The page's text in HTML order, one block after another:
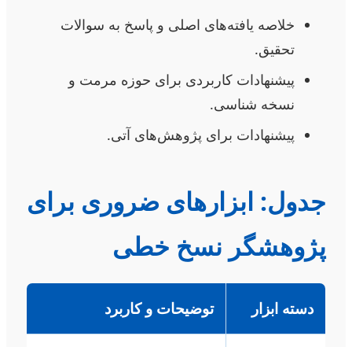
خلاصه یافته‌های اصلی و پاسخ به سوالات
تحقیق.
پیشنهادات کاربردی برای حوزه مرمت و
نسخه شناسی.
پیشنهادات برای پژوهش‌های آتی.
جدول: ابزارهای ضروری برای
پژوهشگر نسخ خطی
دسته ابزار توضیحات و کاربرد